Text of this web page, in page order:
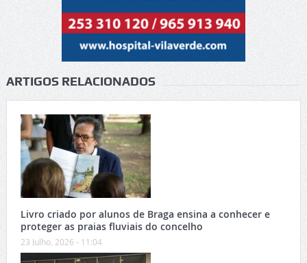
ARTIGOS RELACIONADOS
Livro criado por alunos de Braga ensina a conhecer e
proteger as praias fluviais do concelho
23 Julho, 2026 - 11:04